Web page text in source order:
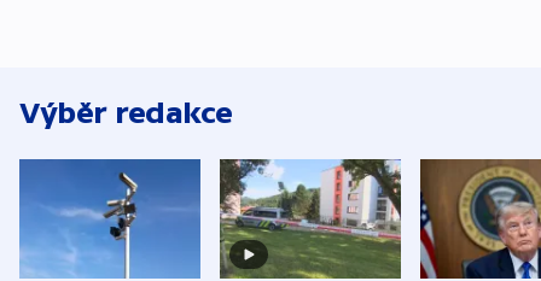
Výběr redakce